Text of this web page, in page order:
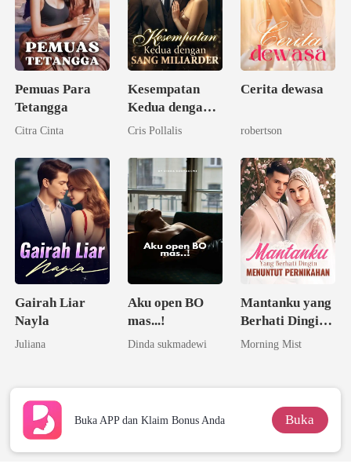
Pemuas Para
Tetangga
Citra Cinta
Kesempatan
Kedua dengan
Sang Miliarder
Cris Pollalis
Cerita dewasa
robertson
Gairah Liar
Nayla
Juliana
Aku open BO
mas...!
Dinda sukmadewi
Mantanku yang
Berhati Dingin
Menuntut
Morning Mist
Buka APP dan Klaim Bonus Anda Buka